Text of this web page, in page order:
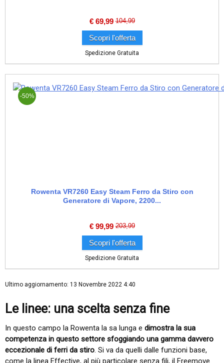
€69,99 104,99
Scopri l'offerta
Spedizione Gratuita
-50%
Rowenta VR7260 Easy Steam Ferro da Stiro con
Generatore di Vapore, 2200...
€99,99 203,99
Scopri l'offerta
Spedizione Gratuita
Ultimo aggiornamento: 13 Novembre 2022 4:40
Le linee: una scelta senza fine
In questo campo la Rowenta la sa lunga e dimostra la sua
competenza in questo settore sfoggiando una gamma davvero
eccezionale di ferri da stiro . Si va da quelli dalle funzioni base,
come la linea Effective, al più particolare senza fili, il Freemove.